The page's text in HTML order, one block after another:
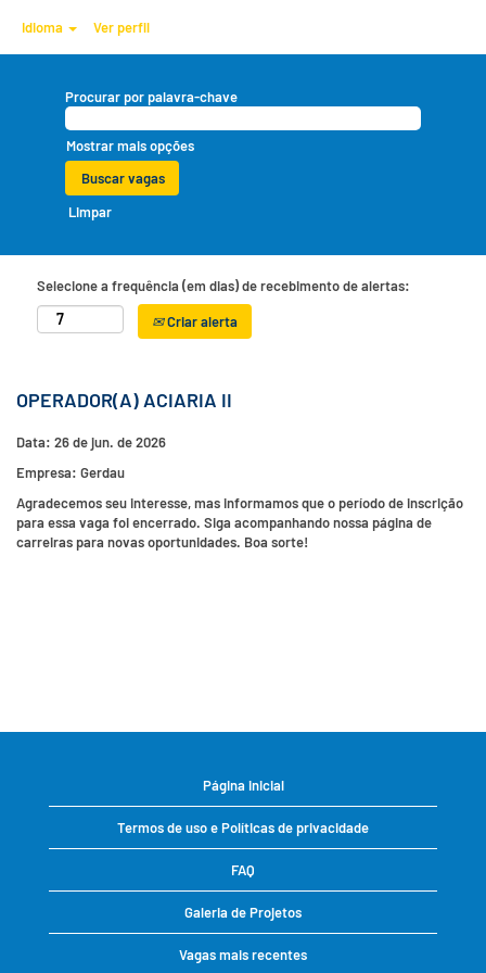
Idioma Ver perfil
Procurar por palavra-chave
Mostrar mais opções
Limpar
Selecione a frequência (em dias) de recebimento de alertas:
Criar alerta
OPERADOR(A) ACIARIA II
Data: 26 de jun. de 2026
Empresa: Gerdau
Agradecemos seu interesse, mas informamos que o período de inscrição
para essa vaga foi encerrado. Siga acompanhando nossa página de
carreiras para novas oportunidades. Boa sorte!
Página inicial
Termos de uso e Políticas de privacidade
FAQ
Galeria de Projetos
Vagas mais recentes